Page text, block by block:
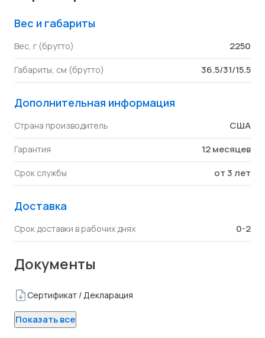
Вес и габариты
Вес, г (брутто) 2250
Габариты, см (брутто) 36.5/31/15.5
Дополнительная информация
Страна производитель США
Гарантия 12 месяцев
Срок службы от 3 лет
Доставка
Срок доставки в рабочих днях 0-2
Документы
Сертификат / Декларация
Показать все